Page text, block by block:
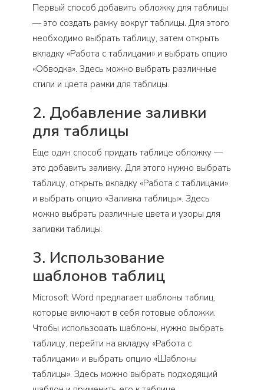
Первый способ добавить обложку для таблицы
— это создать рамку вокруг таблицы. Для этого
необходимо выбрать таблицу, затем открыть
вкладку «Работа с таблицами» и выбрать опцию
«Обводка». Здесь можно выбрать различные
стили и цвета рамки для таблицы.
2. Добавление заливки
для таблицы
Еще один способ придать таблице обложку —
это добавить заливку. Для этого нужно выбрать
таблицу, открыть вкладку «Работа с таблицами»
и выбрать опцию «Заливка таблицы». Здесь
можно выбрать различные цвета и узоры для
заливки таблицы.
3. Использование
шаблонов таблиц
Microsoft Word предлагает шаблоны таблиц,
которые включают в себя готовые обложки.
Чтобы использовать шаблоны, нужно выбрать
таблицу, перейти на вкладку «Работа с
таблицами» и выбрать опцию «Шаблоны
таблицы». Здесь можно выбрать подходящий